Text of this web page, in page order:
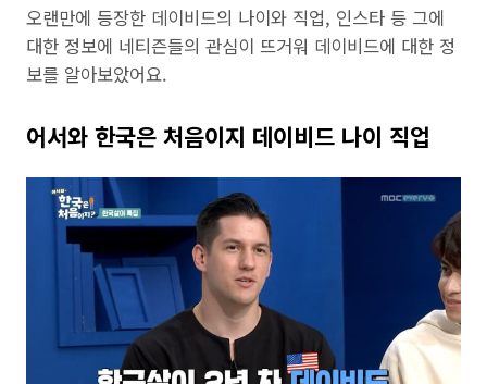
오랜만에 등장한 데이비드의 나이와 직업, 인스타 등 그에
대한 정보에 네티즌들의 관심이 뜨거워 데이비드에 대한 정
보를 알아보았어요.
어서와 한국은 처음이지 데이비드 나이 직업